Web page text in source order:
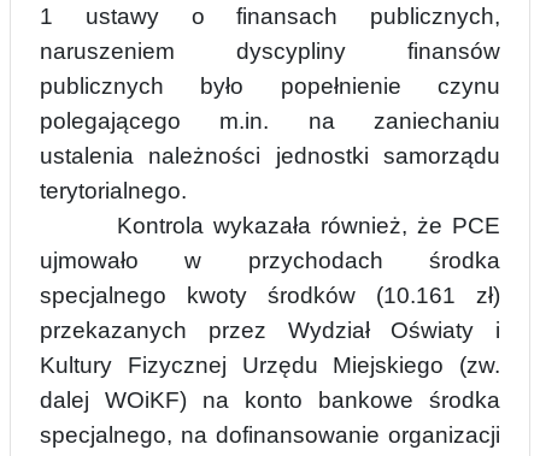
1 ustawy o finansach publicznych,
naruszeniem dyscypliny finansów
publicznych było popełnienie czynu
polegającego m.in. na zaniechaniu
ustalenia należności jednostki samorządu
terytorialnego.
Kontrola wykazała również, że PCE
ujmowało w przychodach środka
specjalnego kwoty środków (10.161 zł)
przekazanych przez Wydział Oświaty i
Kultury Fizycznej Urzędu Miejskiego (zw.
dalej WOiKF) na konto bankowe środka
specjalnego, na dofinansowanie organizacji